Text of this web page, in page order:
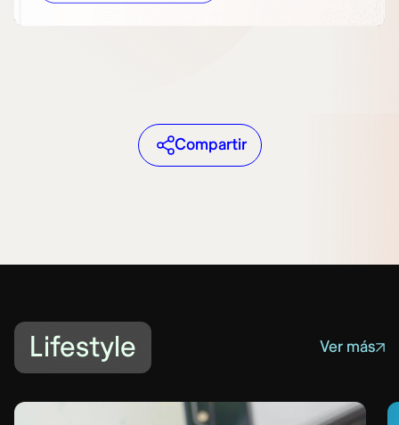
Compartir
Lifestyle Ver más